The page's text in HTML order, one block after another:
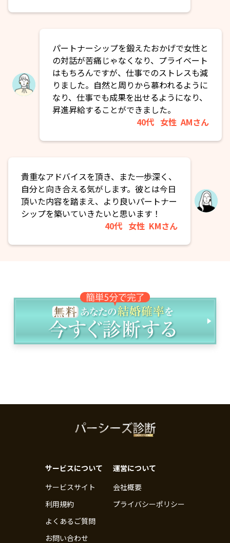
パートナーシップを鍛えたおかげで女性と
の対話が苦痛じゃなくなり、プライベート
はもちろんですが、仕事でのストレスも減
りました。自然と周りから慕われるように
なり、仕事でも成果を出せるようになり、
昇進昇給することができました。
40代 女性 AMさん
貴重なアドバイスを頂き、また一歩深く、
自分と向き合える気がします。彼とは今日
頂いた内容を踏まえ、より良いパートナー
シップを築いていきたいと思います！
40代 女性 KMさん
サービスについて
サービスサイト
利用規約
よくあるご質問
お問い合わせ
運営について
会社概要
プライバシーポリシー